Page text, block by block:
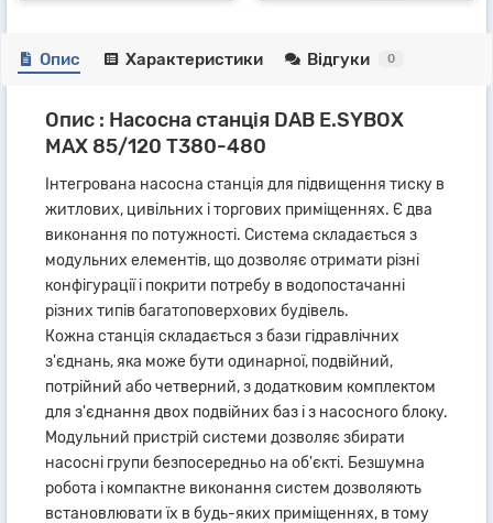
Опис Характеристики Відгуки 0
Опис : Насосна станція DAB E.SYBOX
MAX 85/120 T380-480
Інтегрована насосна станція для підвищення тиску в
житлових, цивільних і торгових приміщеннях. Є два
виконання по потужності. Система складається з
модульних елементів, що дозволяє отримати різні
конфігурації і покрити потребу в водопостачанні
різних типів багатоповерхових будівель.
Кожна станція складається з бази гідравлічних
з'єднань, яка може бути одинарної, подвійний,
потрійний або четверний, з додатковим комплектом
для з'єднання двох подвійних баз і з насосного блоку.
Модульний пристрій системи дозволяє збирати
насосні групи безпосередньо на об'єкті. Безшумна
робота і компактне виконання систем дозволяють
встановлювати їх в будь-яких приміщеннях, в тому